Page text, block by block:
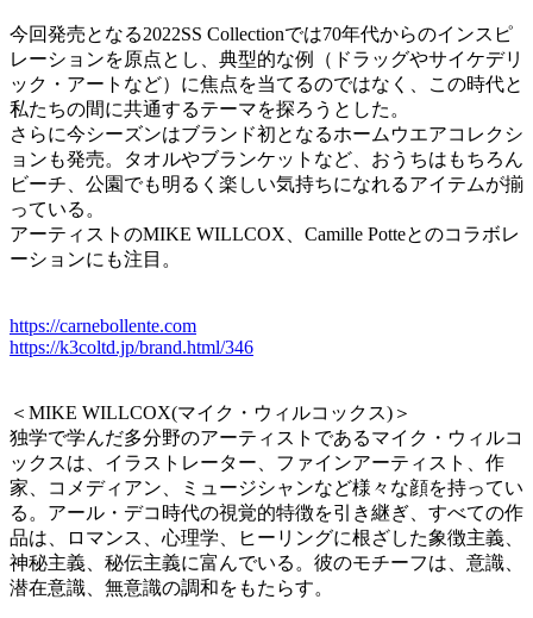
今回発売となる2022SS Collectionでは70年代からのインスピ
レーションを原点とし、典型的な例（ドラッグやサイケデリ
ック・アートなど）に焦点を当てるのではなく、この時代と
私たちの間に共通するテーマを探ろうとした。
さらに今シーズンはブランド初となるホームウエアコレクシ
ョンも発売。タオルやブランケットなど、おうちはもちろん
ビーチ、公園でも明るく楽しい気持ちになれるアイテムが揃
っている。
アーティストのMIKE WILLCOX、Camille Potteとのコラボレ
ーションにも注目。
https://carnebollente.com
https://k3coltd.jp/brand.html/346
＜MIKE WILLCOX(マイク・ウィルコックス)＞
独学で学んだ多分野のアーティストであるマイク・ウィルコ
ックスは、イラストレーター、ファインアーティスト、作
家、コメディアン、ミュージシャンなど様々な顔を持ってい
る。アール・デコ時代の視覚的特徴を引き継ぎ、すべての作
品は、ロマンス、心理学、ヒーリングに根ざした象徴主義、
神秘主義、秘伝主義に富んでいる。彼のモチーフは、意識、
潜在意識、無意識の調和をもたらす。